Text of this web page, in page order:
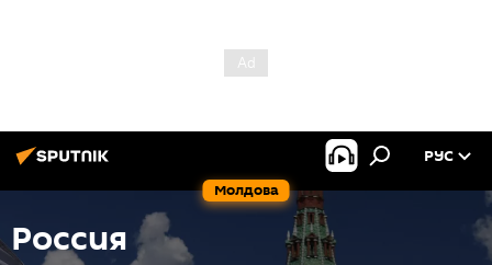
Молдова
РУС
Россия